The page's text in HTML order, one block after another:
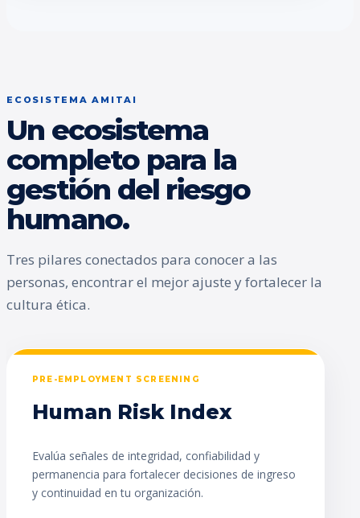
ECOSISTEMA AMITAI
Un ecosistema
completo para la
gestión del riesgo
humano.
Tres pilares conectados para conocer a las
personas, encontrar el mejor ajuste y fortalecer la
cultura ética.
PRE-EMPLOYMENT SCREENING
Human Risk Index
Evalúa señales de integridad, confiabilidad y
permanencia para fortalecer decisiones de ingreso
y continuidad en tu organización.